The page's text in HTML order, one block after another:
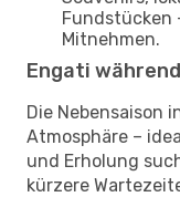
Fundstücken
Mitnehmen.
Engati
Die Nebensaison
Atmosphäre –
und Erholung
kürzere